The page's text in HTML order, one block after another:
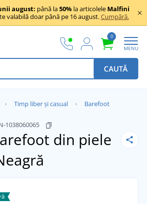
august: până la50% la articolele Malfini
valabilă doar până pe 16 august.Cumpără.
0
MENU
CAUTĂ
Timp liber și casual Barefoot
1038060065
din piele